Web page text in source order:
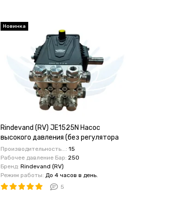
Новинка
Rindevand (RV) JE1525N Насос
высокого давления (без регулятора
давления) 15 литров 250 бар, аналог
RR1525
Производительность...: 15
Рабочее давление Бар: 250
Бренд: Rindevand (RV)
Режим работы: До 4 часов в день.
5